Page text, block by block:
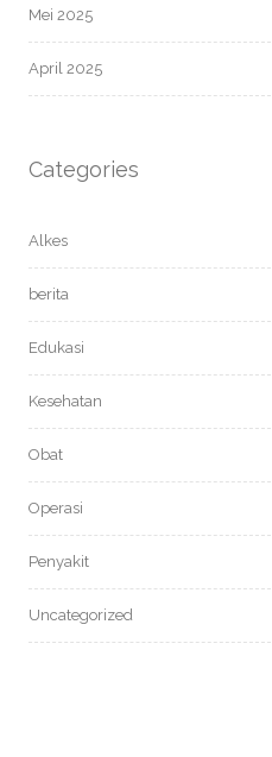
Mei 2025
April 2025
Categories
Alkes
berita
Edukasi
Kesehatan
Obat
Operasi
Penyakit
Uncategorized